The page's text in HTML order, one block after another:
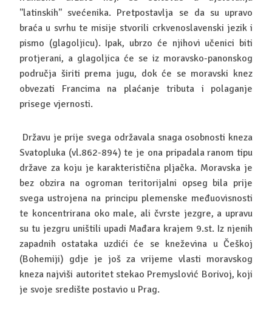
''latinskih'' svećenika. Pretpostavlja se da su upravo
braća u svrhu te misije stvorili crkvenoslavenski jezik i
pismo (glagoljicu). Ipak, ubrzo će njihovi učenici biti
protjerani, a glagoljica će se iz moravsko-panonskog
područja širiti prema jugu, dok će se moravski knez
obvezati Francima na plaćanje tributa i polaganje
prisege vjernosti.
Državu je prije svega održavala snaga osobnosti kneza
Svatopluka (vl.862-894) te je ona pripadala ranom tipu
države za koju je karakteristična pljačka. Moravska je
bez obzira na ogroman teritorijalni opseg bila prije
svega ustrojena na principu plemenske međuovisnosti
te koncentrirana oko male, ali čvrste jezgre, a upravu
su tu jezgru uništili upadi Mađara krajem 9.st. Iz njenih
zapadnih ostataka uzdići će se kneževina u Češkoj
(Bohemiji) gdje je još za vrijeme vlasti moravskog
kneza najviši autoritet stekao Premyslović Borivoj, koji
je svoje središte postavio u Prag.